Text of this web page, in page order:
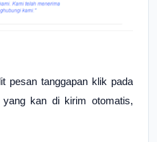
pesan tanggapan klik pada
kan di kirim otomatis,